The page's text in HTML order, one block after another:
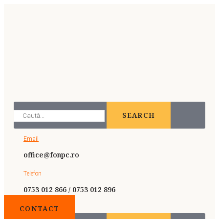
SEARCH
Email
office@fonpc.ro
Telefon
0753 012 866 / 0753 012 896
CONTACT